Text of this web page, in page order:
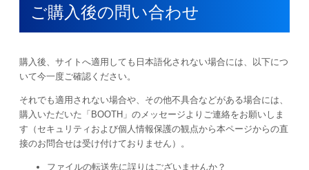
ご購入後の問い合わせ
購入後、サイトへ適用しても日本語化されない場合には、以下につ
いて今一度ご確認ください。
それでも適用されない場合や、その他不具合などがある場合には、
購入いただいた「BOOTH」のメッセージよりご連絡をお願いしま
す（セキュリティおよび個人情報保護の観点から本ページからの直
接のお問合せは受け付けておりません）。
ファイルの転送先に誤りはございませんか？